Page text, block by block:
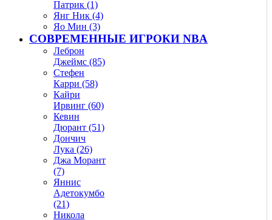
Патрик (1)
Янг Ник (4)
Яо Мин (3)
СОВРЕМЕННЫЕ ИГРОКИ NBA
Леброн
Джеймс (85)
Стефен
Карри (58)
Кайри
Ирвинг (60)
Кевин
Дюрант (51)
Дончич
Лука (26)
Джа Морант
(7)
Яннис
Адетокумбо
(21)
Никола